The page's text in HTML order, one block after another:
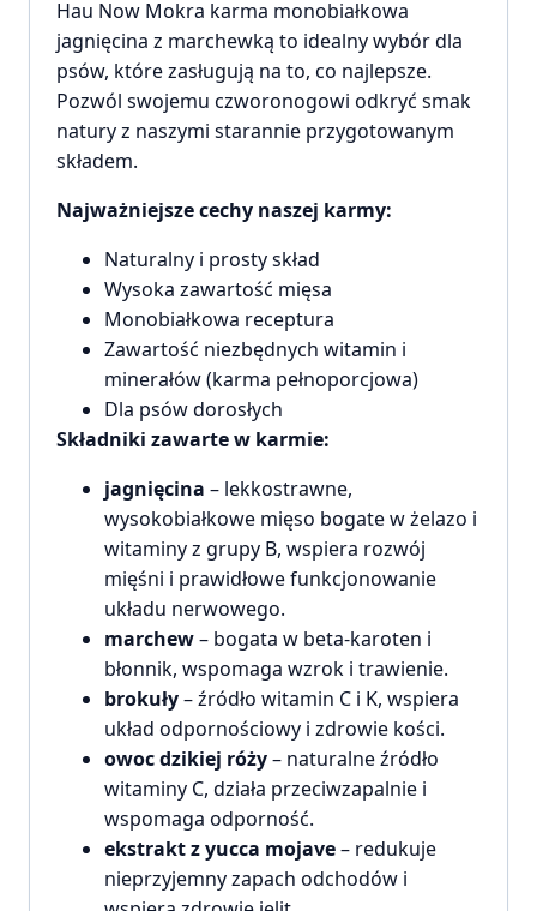
Hau Now Mokra karma monobiałkowa
jagnięcina z marchewką to idealny wybór dla
psów, które zasługują na to, co najlepsze.
Pozwól swojemu czworonogowi odkryć smak
natury z naszymi starannie przygotowanym
składem.
Najważniejsze cechy naszej karmy:
Naturalny i prosty skład
Wysoka zawartość mięsa
Monobiałkowa receptura
Zawartość niezbędnych witamin i
minerałów (karma pełnoporcjowa)
Dla psów dorosłych
Składniki zawarte w karmie:
jagnięcina – lekkostrawne,
wysokobiałkowe mięso bogate w żelazo i
witaminy z grupy B, wspiera rozwój
mięśni i prawidłowe funkcjonowanie
układu nerwowego.
marchew– bogata w beta-karoten i
błonnik, wspomaga wzrok i trawienie.
brokuły– źródło witamin C i K, wspiera
układ odpornościowy i zdrowie kości.
owoc dzikiej róży– naturalne źródło
witaminy C, działa przeciwzapalnie i
wspomaga odporność.
ekstrakt z yucca mojave– redukuje
nieprzyjemny zapach odchodów i